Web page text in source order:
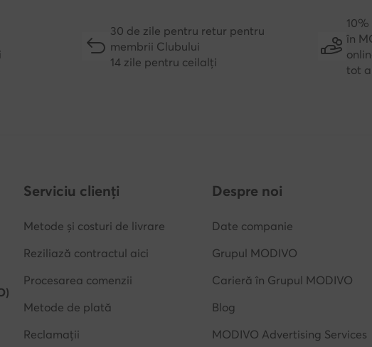
30 de zile pentru retur pentru
membrii Clubului
14 zile pentru ceilalți
în
tot
Serviciu clienți
Metode și costuri de livrare
Reziliază contractul aici
Procesarea comenzii
Metode de plată
Reclamații
Despre noi
Date companie
Grupul MODIVO
Carieră în Grupul MODIVO
Blog
MODIVO Advertising Services